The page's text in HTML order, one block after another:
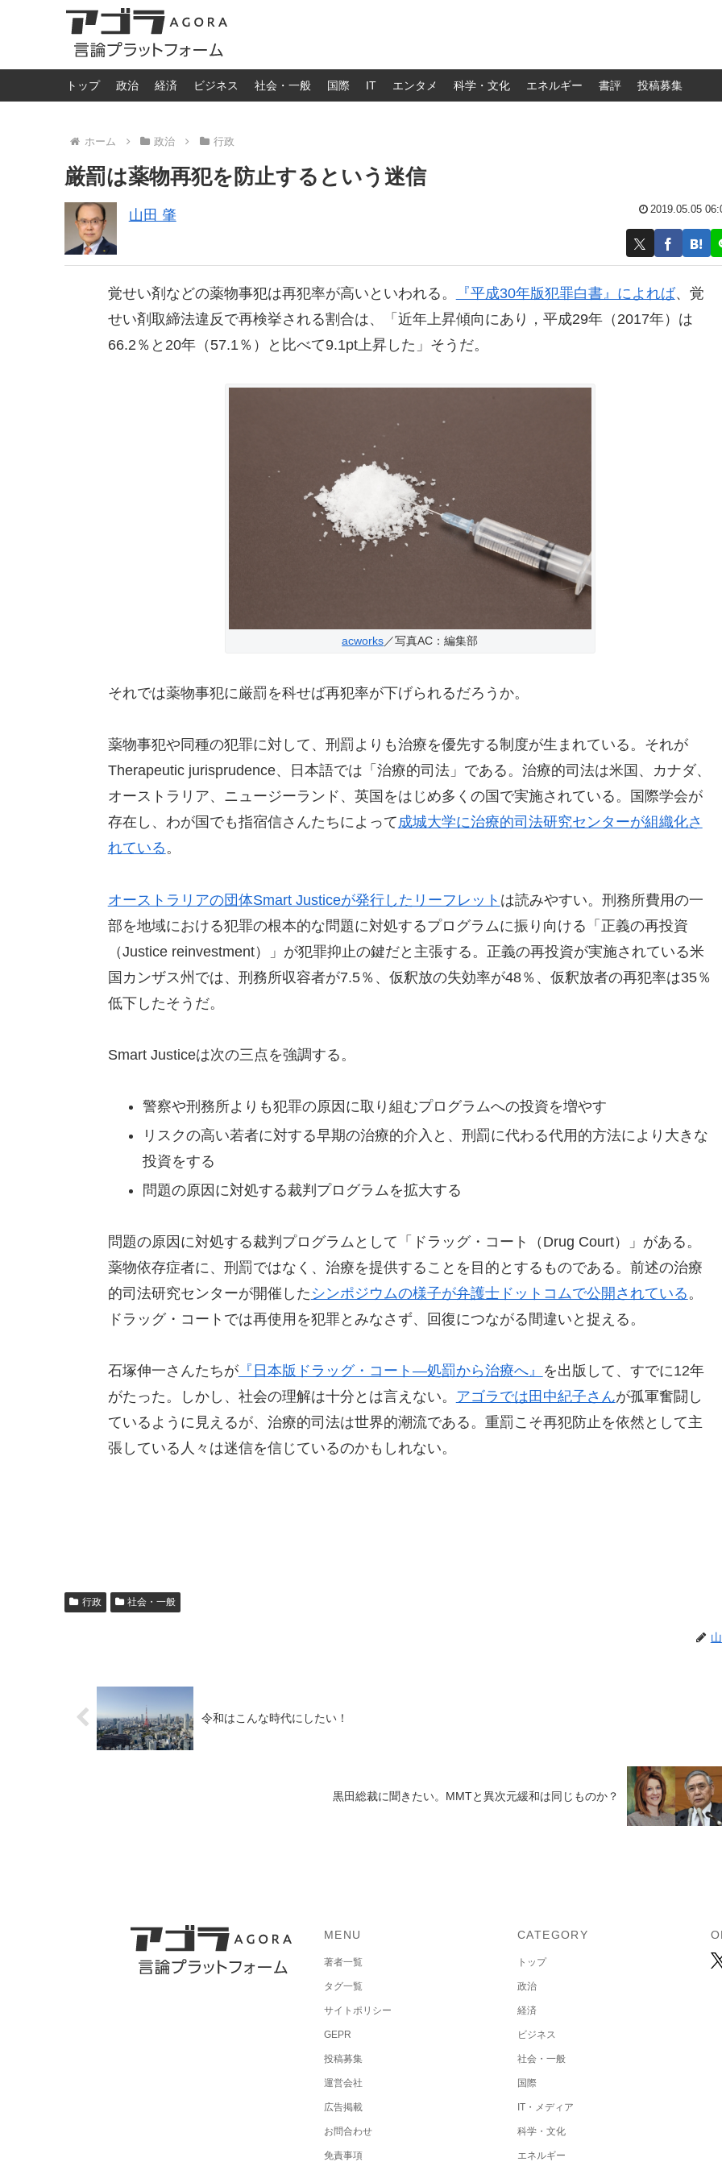
トップ 政治 経済 ビジネス 社会・一般 国際 IT エンタメ 科学・文化 エネルギー 書評 投稿募集
ホーム 政治 行政
厳罰は薬物再犯を防止するという迷信
山田 肇 2019.05.05
覚せい剤などの薬物事犯は再犯率が高いといわれる。 『平成30年版犯罪白書』によれば、覚
せい剤取締法違反で再検挙される割合は、「近年上昇傾向にあり，平成29年（2017年）は
66.2％と20年（57.1％）と比べて9.1pt上昇した」そうだ。
acworks／写真AC：編集部
それでは薬物事犯に厳罰を科せば再犯率が下げられるだろうか。
薬物事犯や同種の犯罪に対して、刑罰よりも治療を優先する制度が生まれている。それが
Therapeutic jurisprudence、日本語では「治療的司法」である。治療的司法は米国、カナダ、
オーストラリア、ニュージーランド、英国をはじめ多くの国で実施されている。国際学会が
存在し、わが国でも指宿信さんたちによって成城大学に治療的司法研究センターが組織化さ
れている。
オーストラリアの団体Smart Justiceが発行したリーフレット は読みやすい。刑務所費用の一
部を地域における犯罪の根本的な問題に対処するプログラムに振り向ける「正義の再投資
（Justice reinvestment）」が犯罪抑止の鍵だと主張する。正義の再投資が実施されている米
国カンザス州では、刑務所収容者が7.5％、仮釈放の失効率が48％、仮釈放者の再犯率は35％
低下したそうだ。
Smart Justiceは次の三点を強調する。
警察や刑務所よりも犯罪の原因に取り組むプログラムへの投資を増やす
リスクの高い若者に対する早期の治療的介入と、刑罰に代わる代用的方法により大きな
投資をする
問題の原因に対処する裁判プログラムを拡大する
問題の原因に対処する裁判プログラムとして「ドラッグ・コート（Drug Court）」がある。
薬物依存症者に、刑罰ではなく、治療を提供することを目的とするものである。前述の治療
的司法研究センターが開催した シンポジウムの様子が弁護士ドットコムで公開されている 。
ドラッグ・コートでは再使用を犯罪とみなさず、回復につながる間違いと捉える。
石塚伸一さんたちが『日本版ドラッグ・コート―処罰から治療へ』
を出版して、すでに12年
がたった。しかし、社会の理解は十分とは言えない。 アゴラでは田中紀子さんが孤軍奮闘し
ているように見えるが、治療的司法は世界的潮流である。重罰こそ再犯防止を依然として主
張している人々は迷信を信じているのかもしれない。
行政 社会・一般
令和はこんな時代にしたい！
黒田総裁に聞きたい。MMTと異次元緩和は同じものか？
MENU
著者一覧
タグ一覧
サイトポリシー
GEPR
投稿募集
運営会社
広告掲載
お問合わせ
免責事項
CATEGORY
トップ
政治
経済
ビジネス
社会・一般
国際
IT・メディア
科学・文化
エネルギー